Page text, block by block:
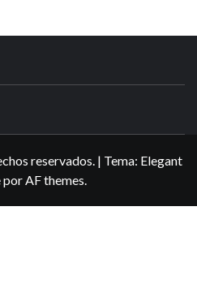
reservados. | Tema: Elegant
por AF themes